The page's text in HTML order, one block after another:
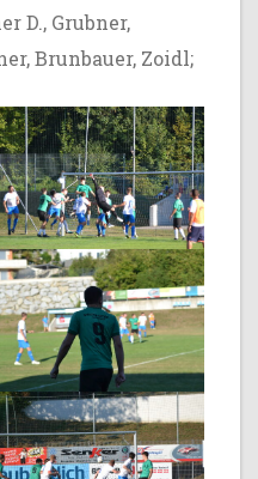
D., Grubner,
Brunbauer, Zoidl;